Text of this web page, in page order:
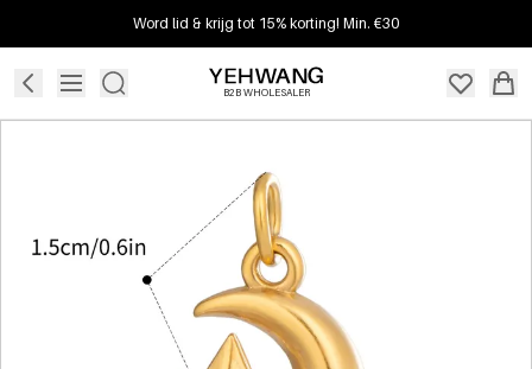
Word lid & krijg tot 15% korting! Min. €30
B2B WHOLESALER